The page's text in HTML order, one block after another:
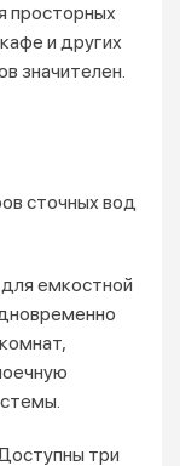
просторных
и других
значителен.
сточных вод
емкостной
три